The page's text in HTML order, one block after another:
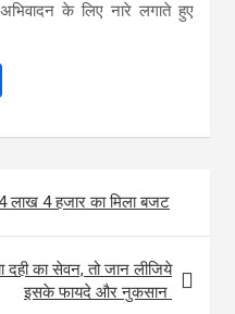
के लिए नारे लगाते हुए
ar
e लाख 4 हजार का मिला बजट
का सेवन, तो जान लीजिये
इसके फायदे और नुकसान